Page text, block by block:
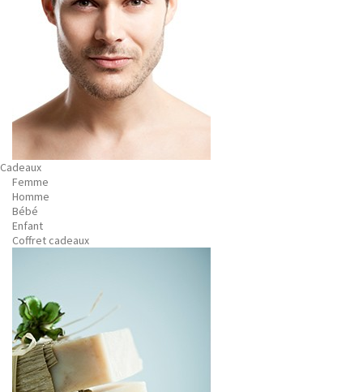
Cadeaux
Femme
Homme
Bébé
Enfant
Coffret cadeaux